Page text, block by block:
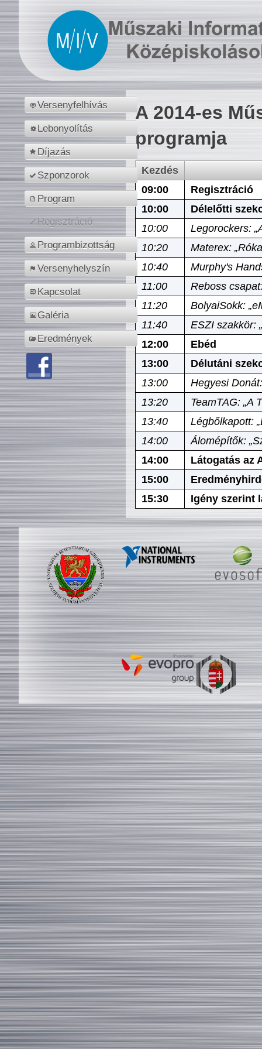
Versenyfelhívás
Lebonyolítás
Díjazás
Szponzorok
Program
Regisztráció
Programbizottság
Versenyhelyszín
Kapcsolat
Galéria
Eredmények
A 2014-es
programja
Kezdés
09:00
Regisztráció
10:00
Délelőtti
10:00
Legorockers:
10:20
Materex:
10:40
Murphy's
11:00
Reboss
11:20
BolyaiSokk:
11:40
ESZI szakkör:
12:00
Ebéd
13:00
Délutáni
13:00
Hegyesi
13:20
TeamTAG: „A
13:40
Légbőlkapott:
14:00
Álomépítők:
14:00
Látogatás az
15:00
15:30
Igény szerint